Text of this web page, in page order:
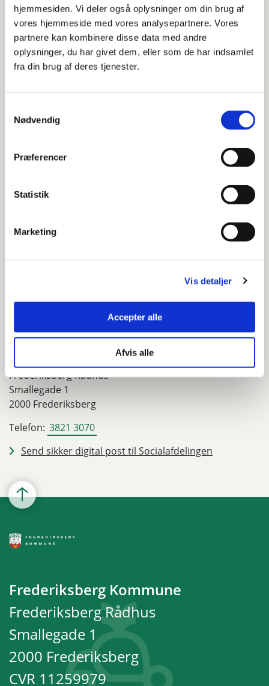
hjemmesiden. Vi deler også oplysninger om din brug af
vores hjemmeside med vores analysepartnere. Vores
partnere kan kombinere disse data med andre
oplysninger, du har givet dem, eller som de har indsamlet
fra din brug af deres tjenester.
Nødvendig
Præferencer
Statistik
Marketing
Vis detaljer
Accepter alle
Afvis alle
Om området/boligerne
Ydelser og samværsaktiviteter
Yderligere information
Kontakt
Mandag - onsdag klokken 10.00-13.00
Torsdag klokken 10.00-15.00
Fredag lukket
Frederiksberg Rådhus
Smallegade 1
2000 Frederiksberg
Telefon: 3821 3070
Send sikker digital post til Socialafdelingen
Frederiksberg Kommune
Frederiksberg Rådhus
Smallegade 1
2000 Frederiksberg
CVR 11259979